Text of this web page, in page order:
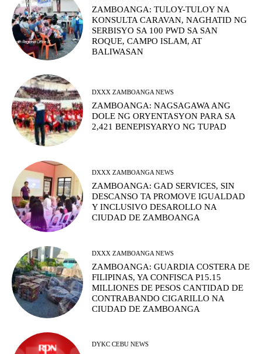
ZAMBOANGA: TULOY-TULOY NA
KONSULTA CARAVAN, NAGHATID NG
SERBISYO SA 100 PWD SA SAN
ROQUE, CAMPO ISLAM, AT
BALIWASAN
DXXX ZAMBOANGA NEWS
ZAMBOANGA: NAGSAGAWA ANG
DOLE NG ORYENTASYON PARA SA
2,421 BENEPISYARYO NG TUPAD
DXXX ZAMBOANGA NEWS
ZAMBOANGA: GAD SERVICES, SIN
DESCANSO TA PROMOVE IGUALDAD
Y INCLUSIVO DESAROLLO NA
CIUDAD DE ZAMBOANGA
DXXX ZAMBOANGA NEWS
ZAMBOANGA: GUARDIA COSTERA DE
FILIPINAS, YA CONFISCA P15.15
MILLIONES DE PESOS CANTIDAD DE
CONTRABANDO CIGARILLO NA
CIUDAD DE ZAMBOANGA
DYKC CEBU NEWS